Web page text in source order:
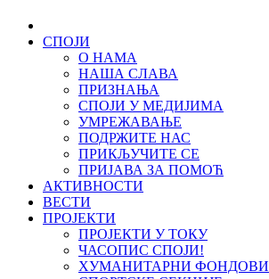
СПОЈИ
О НАМА
НАША СЛАВА
ПРИЗНАЊА
СПОЈИ У МЕДИЈИМА
УМРЕЖАВАЊЕ
ПОДРЖИТЕ НАС
ПРИКЉУЧИТЕ СЕ
ПРИЈАВА ЗА ПОМОЋ
АКТИВНОСТИ
ВЕСТИ
ПРОЈЕКТИ
ПРОЈЕКТИ У ТОКУ
ЧАСОПИС СПОЈИ!
ХУМАНИТАРНИ ФОНДОВИ